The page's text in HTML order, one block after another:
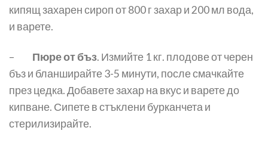
кипящ захарен сироп от 800 г захар и 200 мл вода,
и варете.
– Пюре от бъз. Измийте 1 кг. плодове от черен
бъз и бланширайте 3-5 минути, после смачкайте
през цедка. Добавете захар на вкус и варете до
кипване. Сипете в стъклени бурканчета и
стерилизирайте.